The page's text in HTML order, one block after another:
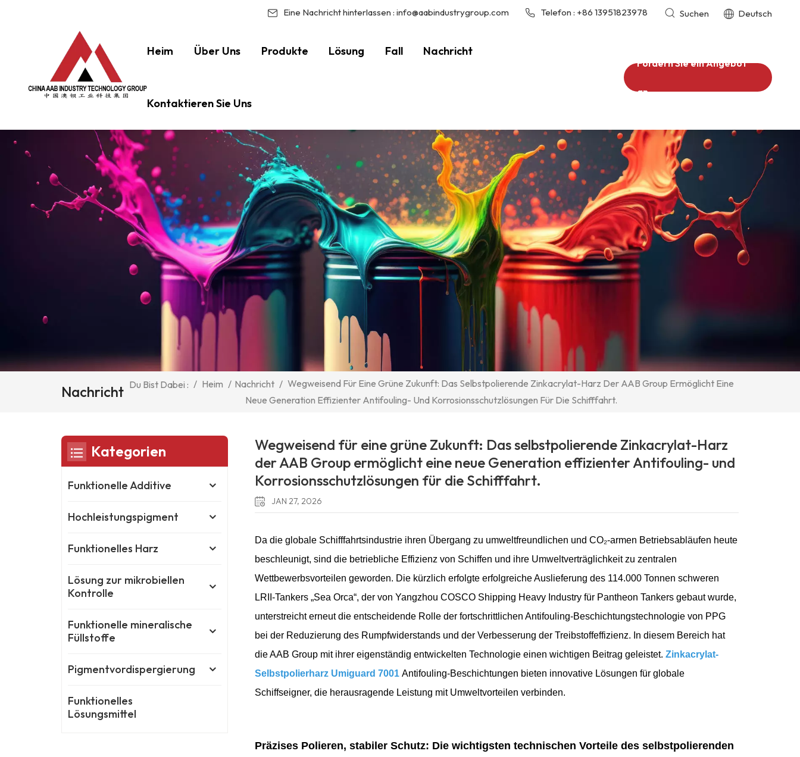
Eine Nachricht hinterlassen : info@aabindustrygroup.com Telefon : +86 13951823978 Suchen Deutsch
Heim Über Uns Produkte Lösung Fall Nachricht
Kontaktieren Sie Uns
Fordern Sie ein Angebot
an
Nachricht Du Bist Dabei : / Heim / Nachricht / Wegweisend Für Eine Grüne Zukunft: Das Selbstpolierende Zinkacrylat-Harz Der AAB Group Ermöglicht Eine
Neue Generation Effizienter Antifouling- Und Korrosionsschutzlösungen Für Die Schifffahrt.
Wegweisend für eine grüne Zukunft: Das selbstpolierende Zinkacrylat-Harz
der AAB Group ermöglicht eine neue Generation effizienter Antifouling- und
Korrosionsschutzlösungen für die Schifffahrt.
JAN 27, 2026
Da die globale Schifffahrtsindustrie ihren Übergang zu umweltfreundlichen und CO₂-armen Betriebsabläufen heute
beschleunigt, sind die betriebliche Effizienz von Schiffen und ihre Umweltverträglichkeit zu zentralen
Wettbewerbsvorteilen geworden. Die kürzlich erfolgte erfolgreiche Auslieferung des 114.000 Tonnen schweren
LRII-Tankers „Sea Orca“, der von Yangzhou COSCO Shipping Heavy Industry für Pantheon Tankers gebaut wurde,
unterstreicht erneut die entscheidende Rolle der fortschrittlichen Antifouling-Beschichtungstechnologie von PPG
bei der Reduzierung des Rumpfwiderstands und der Verbesserung der Treibstoffeffizienz. In diesem Bereich hat
die AAB Group mit ihrer eigenständig entwickelten Technologie einen wichtigen Beitrag geleistet. Zinkacrylat-
Selbstpolierharz Umiguard 7001 Antifouling-Beschichtungen bieten innovative Lösungen für globale
Schiffseigner, die herausragende Leistung mit Umweltvorteilen verbinden.
Präzises Polieren, stabiler Schutz: Die wichtigsten technischen Vorteile des selbstpolierenden
Kategorien
Funktionelle Additive
Hochleistungspigment
Funktionelles Harz
Lösung zur mikrobiellen
Kontrolle
Funktionelle mineralische
Füllstoffe
Pigmentvordispergierung
Funktionelles
Lösungsmittel